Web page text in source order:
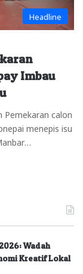
Headline
Imbau
Pemekaran calon
menepis isu
Wadah
Kreatif Lokal